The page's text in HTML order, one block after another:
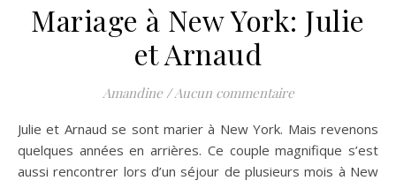
Mariage à New York: Julie
et Arnaud
Amandine /Aucun commentaire
Julie et Arnaud se sont marier à New York. Mais revenons
quelques années en arrières. Ce couple magnifique s’est
aussi rencontrer lors d’un séjour de plusieurs mois à New